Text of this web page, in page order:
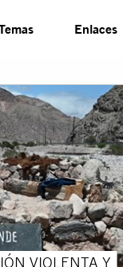
Enlaces
VIOLENTA Y